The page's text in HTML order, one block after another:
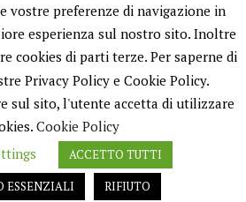
vostre preferenze di navigazione in
esperienza sul nostro sito. Inoltre
cookies di parti terze. Per saperne di
Privacy Policy e Cookie Policy.
sul sito, l'utente accetta di utilizzare
Cookie Policy
ACCETTO TUTTI
ESSENZIALI
RIFIUTO